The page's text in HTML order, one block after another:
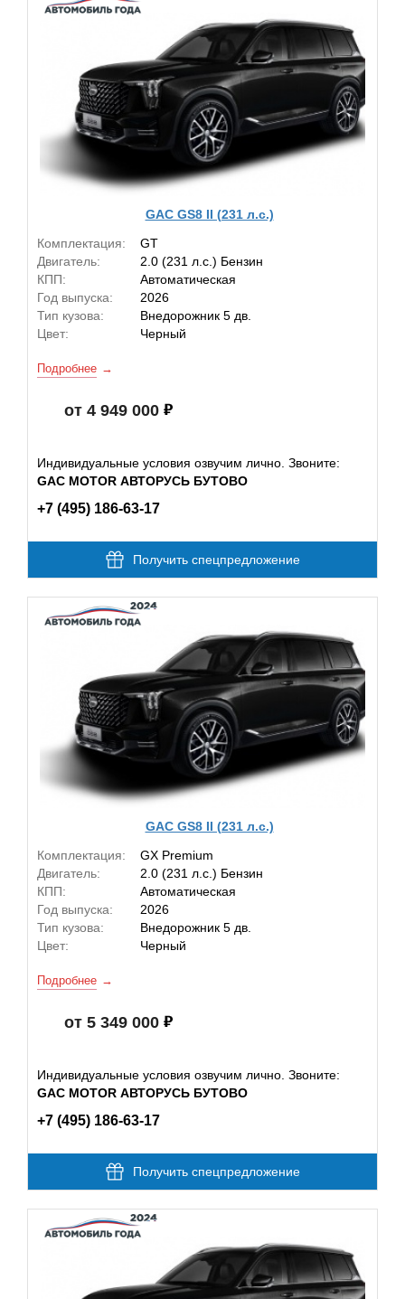
GAC GS8 II (231 л.с.)
Комплектация:
GT
Двигатель:
2.0 (231 л.с.) Бензин
КПП:
Автоматическая
Год выпуска:
2026
Тип кузова:
Внедорожник 5 дв.
Цвет:
Черный
Подробнее
от 4 949 000
Индивидуальные условия озвучим лично. Звоните:
GAC MOTOR АВТОРУСЬ БУТОВО
+7 (495) 186-63-17
Получить спецпредложение
GAC GS8 II (231 л.с.)
Комплектация:
GX Premium
Двигатель:
2.0 (231 л.с.) Бензин
КПП:
Автоматическая
Год выпуска:
2026
Тип кузова:
Внедорожник 5 дв.
Цвет:
Черный
Подробнее
от 5 349 000
Индивидуальные условия озвучим лично. Звоните:
GAC MOTOR АВТОРУСЬ БУТОВО
+7 (495) 186-63-17
Получить спецпредложение